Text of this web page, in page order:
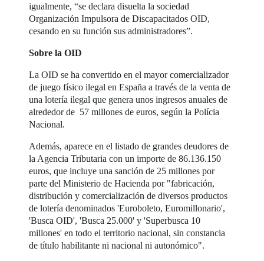
igualmente, “se declara disuelta la sociedad
Organización Impulsora de Discapacitados OID,
cesando en su función sus administradores”.
Sobre la OID
La OID se ha convertido en el mayor comercializador
de juego físico ilegal en España a través de la venta de
una lotería ilegal que genera unos ingresos anuales de
alrededor de 57 millones de euros, según la Polícia
Nacional.
Además, aparece en el listado de grandes deudores de
la Agencia Tributaria con un importe de 86.136.150
euros, que incluye una sanción de 25 millones por
parte del Ministerio de Hacienda por "fabricación,
distribución y comercialización de diversos productos
de lotería denominados 'Euroboleto, Euromillonario',
'Busca OID', 'Busca 25.000' y 'Superbusca 10
millones' en todo el territorio nacional, sin constancia
de título habilitante ni nacional ni autonómico".